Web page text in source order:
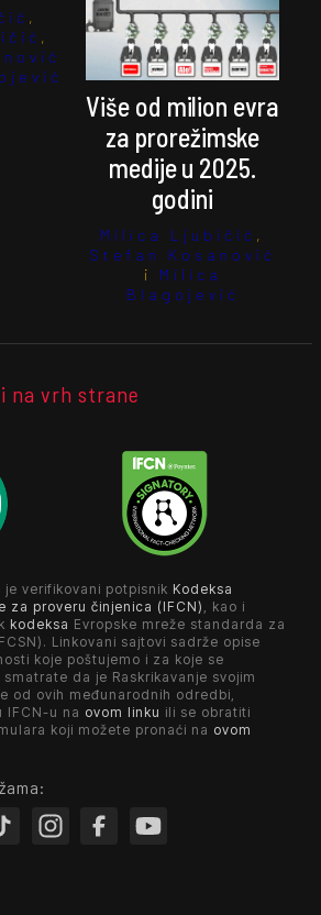
,
,
Više od milion evra
za prorežimske
medije u 2025.
godini
Milica Ljubičić ,
Stefan Kosanović
i Milica
Blagojević
na vrh strane
je verifikovani potpisnik Kodeksa
za proveru činjenica (IFCN)
, kao i
kodeksa Evropske mreže standarda za
Linkovani sajtovi sadrže opise
koje poštujemo i za koje se
da je Raskrikavanje svojim
od ovih međunarodnih odredbi,
IFCN-u na ovom linku ili se obratiti
koji možete pronaći na ovom